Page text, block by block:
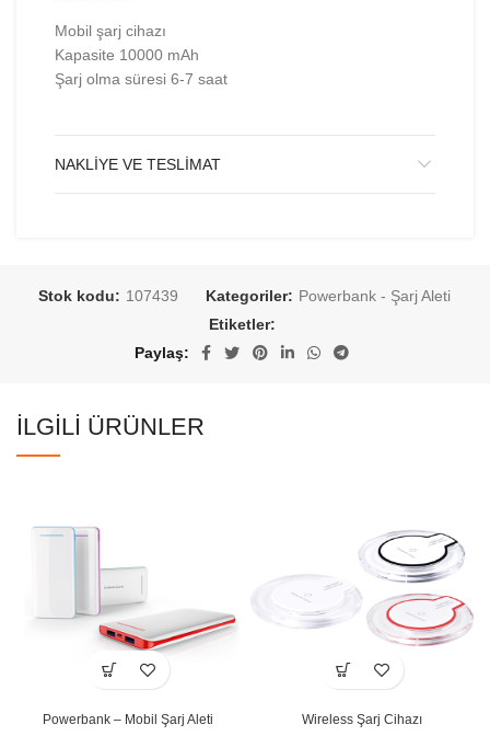
Mobil şarj cihazı
Kapasite 10000 mAh
Şarj olma süresi 6-7 saat
NAKLIYE VE TESLIMAT
Stok kodu: 107439 Kategoriler: Powerbank - Şarj Aleti
Etiketler:
Paylaş
İLGILI ÜRÜNLER
Powerbank – Mobil Şarj Aleti Wireless Şarj Cihazı